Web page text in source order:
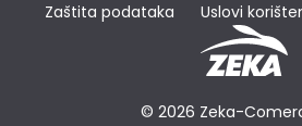
Zaštita podataka Uslovi
© 2026 Zeka-